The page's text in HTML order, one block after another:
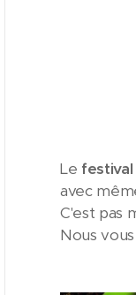
Le
avec
C'est pas
Nous